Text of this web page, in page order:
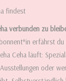
findest
verbunden zu
erfährst du
Ceha läuft:
oder